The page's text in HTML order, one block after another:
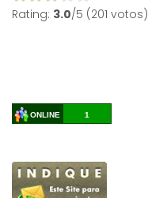
Rating: 3.0/5 (201 votos)
ONLINE 1